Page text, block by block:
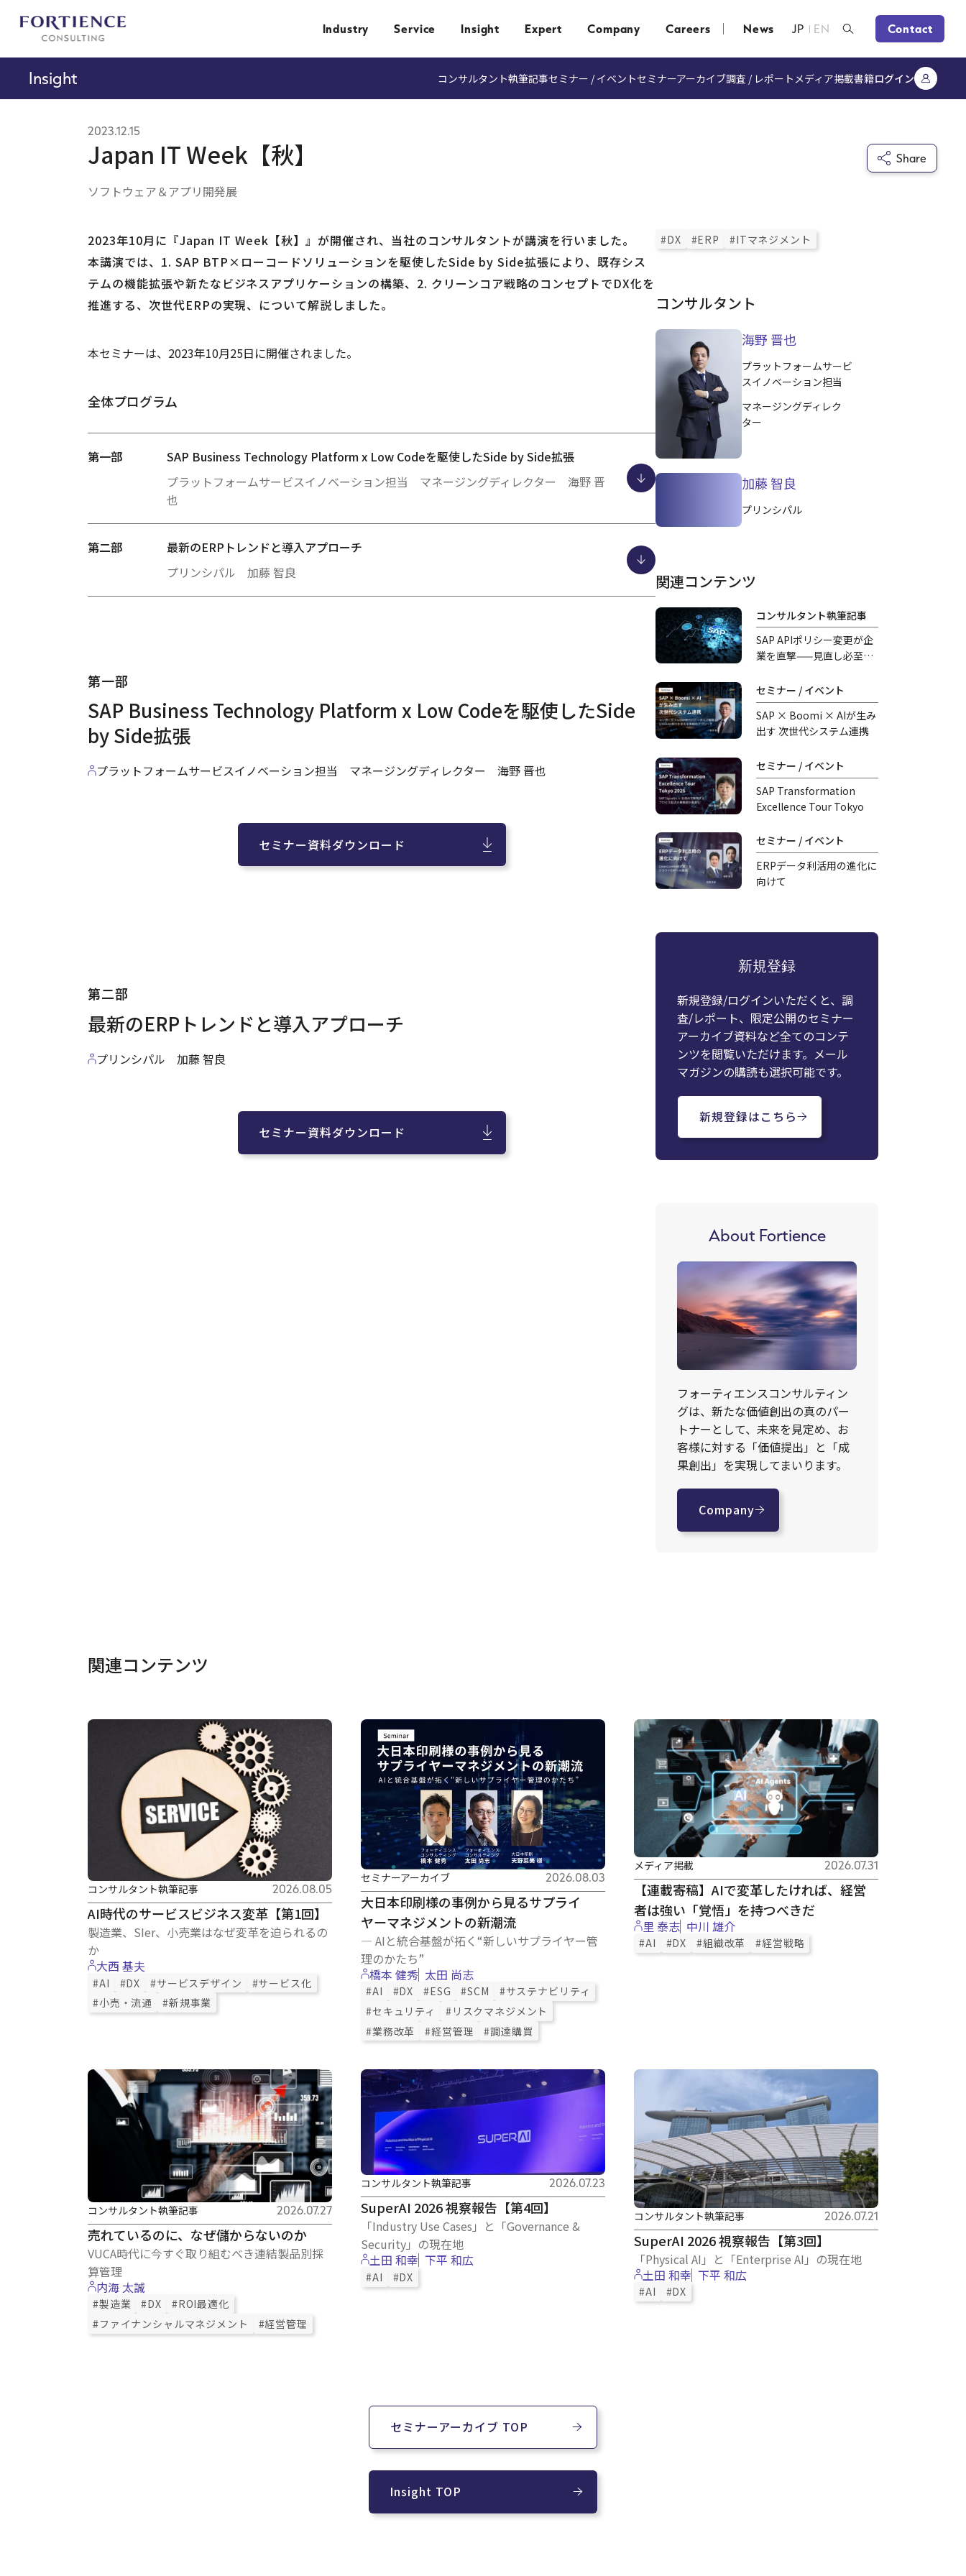
Industry Service Insight Expert Company Careers News EN
JP Contact
Insight コンサルタント執筆記事セミナー / イベントセミナーアーカイブ調査 / レポート メディア掲載書籍ログイン
Japan IT Week【秋】
ソフトウェア＆アプリ開発展
2023.12.15
Share
2023年10月に『Japan IT Week【秋】』が開催され、当社のコンサルタントが講演を行いました。
本講演では、1. SAP BTP×ローコードソリューションを駆使したSide by Side拡張により、既存シス
テムの機能拡張や新たなビジネスアプリケーションの構築、2. クリーンコア戦略のコンセプトでDX化を
推進する、次世代ERPの実現、について解説しました。
本セミナーは、2023年10月25日に開催されました。
全体プログラム
第一部
SAP Business Technology Platform x Low Codeを駆使したSide by Side拡張
プラットフォームサービスイノベーション担当 マネージングディレクター 海野 晋
也
第二部
最新のERPトレンドと導入アプローチ
プリンシパル 加藤 智良
第一部
SAP Business Technology Platform x Low Codeを駆使したSide
by Side拡張
プラットフォームサービスイノベーション担当 マネージングディレクター 海野 晋也
セミナー資料ダウンロード
第二部
最新のERPトレンドと導入アプローチ
プリンシパル 加藤 智良
セミナー資料ダウンロード
#DX #ERP #ITマネジメント
コンサルタント
海野 晋也
プラットフォームサービ
スイノベーション担当
マネージングディレク
ター
加藤 智良
プリンシパル
関連コンテンツ
コンサルタント執筆記事
SAP APIポリシー変更が企
業を直撃——見直し必至の
セミナー / イベント
SAP × Boomi × AIが生み
出す 次世代システム連携
セミナー / イベント
SAP Transformation
Excellence Tour Tokyo
セミナー / イベント
ERPデータ利活用の進化に
向けて
新規登録
新規登録/ログインいただくと、調
査/レポート、限定公開のセミナー
アーカイブ資料など全てのコンテ
ンツを閲覧いただけます。メール
マガジンの購読も選択可能です。
新規登録はこちら
About Fortience
フォーティエンスコンサルティン
グは、新たな価値創出の真のパー
トナーとして、未来を見定め、お
客様に対する「価値提出」と「成
果創出」を実現してまいります。
Company
関連コンテンツ
AI時代のサービスビジネス変革【第1回】
製造業、SIer、小売業はなぜ変革を迫られるの
か
コンサルタント執筆記事 2026.08.05
大西 基夫
#AI #DX #サービスデザイン
#サービス化
#小売・流通
#新規事業
大日本印刷様の事例から見るサプライ
ヤーマネジメントの新潮流
― AIと統合基盤が拓く“新しいサプライヤー管
理のかたち”
セミナーアーカイブ 2026.08.03
橋本 健秀 太田 尚志
#AI #DX #ESG #SCM
#サステナビリティ
#セキュリティ
#リスクマネジメント
#業務改革
#経営管理 #調達購買
【連載寄稿】AIで変革したければ、経営
者は強い「覚悟」を持つべきだ
メディア掲載 2026.07.31
里 泰志 中川 雄介
#AI #DX #組織改革 #経営戦略
売れているのに、なぜ儲からないのか
VUCA時代に今すぐ取り組むべき連結製品別採
算管理
コンサルタント執筆記事 2026.07.27
内海 太誠
#製造業 #DX
#ROI最適化
#ファイナンシャルマネジメント
#経営管理
SuperAI 2026 視察報告【第4回】
「Industry Use Cases」と「Governance &
Security」の現在地
コンサルタント執筆記事 2026.07.23
土田 和幸 下平 和広
#AI #DX
SuperAI 2026 視察報告【第3回】
「Physical AI」と「Enterprise AI」の現在地
コンサルタント執筆記事 2026.07.21
土田 和幸 下平 和広
#AI #DX
セミナーアーカイブ TOP
Insight TOP